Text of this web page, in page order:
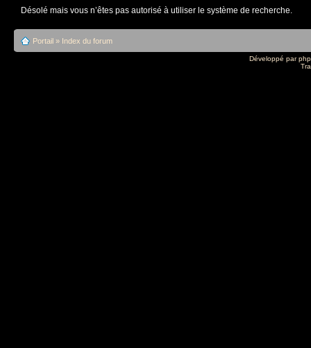
Désolé mais vous n’êtes pas autorisé à utiliser le système de recherche.
Portail » Index du forum
Développé par